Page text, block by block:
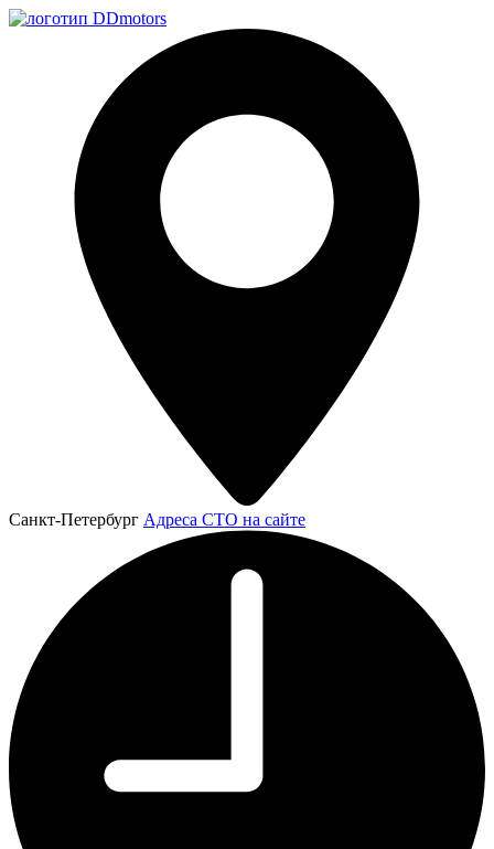
Санкт-Петербург Адреса СТО на сайте